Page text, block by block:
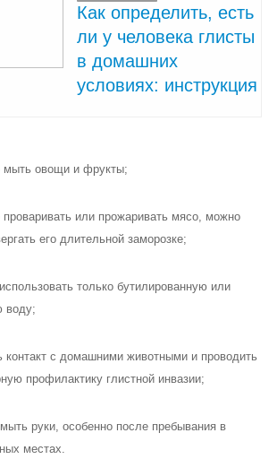
Как определить, есть
ли у человека глисты
в домашних
условиях: инструкция
мыть овощи и фрукты;
или прожаривать мясо, можно
его длительной заморозке;
только бутилированную или
воду;
контакт с домашними животными и проводить
профилактику глистной инвазии;
руки, особенно после пребывания в
местах.